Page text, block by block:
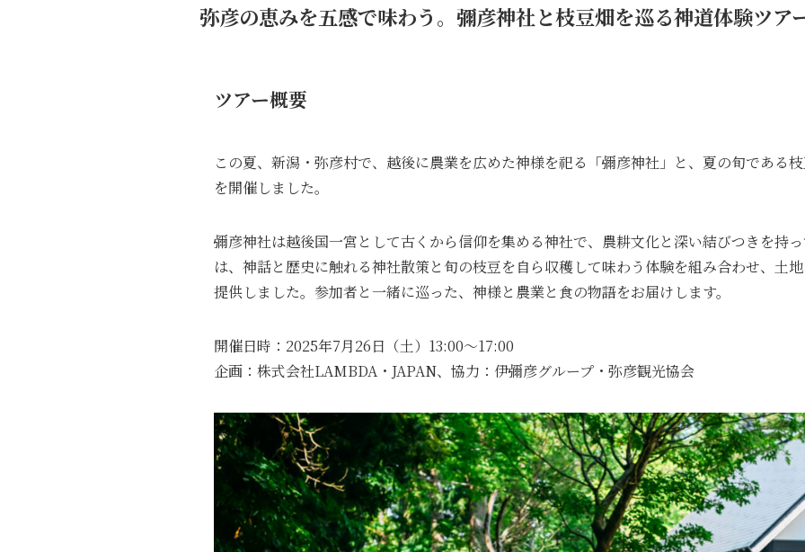
弥彦の恵みを五感で味わう。彌彦神社と枝豆畑を巡る神道体験ツア
ツアー概要
この夏、新潟・弥彦村で、越後に農業を広めた神様を祀る「彌彦神社」と、夏の旬である
を開催しました。
彌彦神社は越後国一宮として古くから信仰を集める神社で、農耕文化と深い結びつきを持
は、神話と歴史に触れる神社散策と旬の枝豆を自ら収穫して味わう体験を組み合わせ、土
提供しました。参加者と一緒に巡った、神様と農業と食の物語をお届けします。
開催日時：2025年7月26日（土）13:00〜17:00
企画：株式会社LAMBDA・JAPAN、協力：伊彌彦グループ・弥彦観光協会